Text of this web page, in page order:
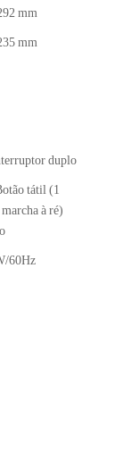
mm
mm
duplo
tátil (1
à ré)
60Hz